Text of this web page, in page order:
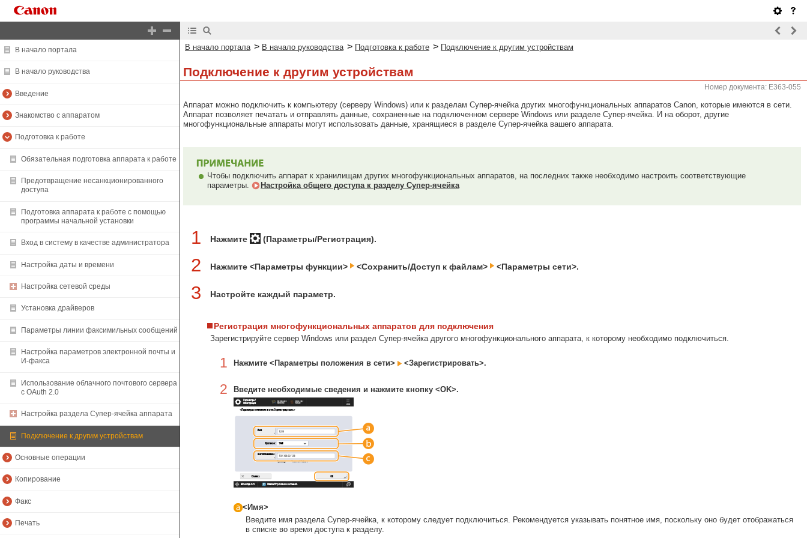
В начало портала
В начало руководства
Введение
Знакомство с аппаратом
Подготовка к работе
Обязательная подготовка аппарата к работе
Предотвращение несанкционированного
доступа
Подготовка аппарата к работе с помощью
программы начальной установки
Вход в систему в качестве администратора
Настройка даты и времени
Настройка сетевой среды
Установка драйверов
Параметры линии факсимильных сообщений
Настройка параметров электронной почты и
И-факса
Использование облачного почтового сервера
с OAuth 2.0
Настройка раздела Супер-ячейка аппарата
Подключение к другим устройствам
Основные операции
Копирование
Факс
Печать
В начало портала > В начало руководства > Подготовка к работе > Подключение к другим устройствам
Подключение к другим устройствам
Номер документа: E363-055
Аппарат можно подключить к компьютеру (серверу Windows) или к разделам Супер-ячейка других многофункциональных аппаратов Canon, которые имеются в сети.
Аппарат позволяет печатать и отправлять данные, сохраненные на подключенном сервере Windows или разделе Супер-ячейка. И на оборот, другие
многофункциональные аппараты могут использовать данные, хранящиеся в разделе Супер-ячейка вашего аппарата.
Чтобы подключить аппарат к хранилищам других многофункциональных аппаратов, на последних также необходимо настроить соответствующие
параметры.
Настройка общего доступа к разделу Супер-ячейка
1 Нажмите (Параметры/Регистрация).
2 Нажмите <Параметры функции> <Сохранить/Доступ к файлам> <Параметры сети>.
3 Настройте каждый параметр.
Регистрация многофункциональных аппаратов для подключения
Зарегистрируйте сервер Windows или раздел Супер-ячейка другого многофункционального аппарата, к которому необходимо подключиться.
1 Нажмите <Параметры положения в сети> <Зарегистрировать>.
2 Введите необходимые сведения и нажмите кнопку <OK>.
<Имя>
Введите имя раздела Супер-ячейка, к которому следует подключиться. Рекомендуется указывать понятное имя, поскольку оно будет отображаться
в списке во время доступа к разделу.